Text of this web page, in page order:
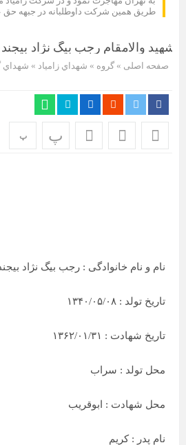
دانش‌آموزان از خطوط تولید مگاموتور
برگزار شد
مراسم گرامیداشت سالروز آزادسازی
طريق همين شركت داوطلبانه در جبهه حق
صفحه اصلی » گروه » شهداي زامياد » شهداي
پ پ
نام و نام خانوادگی : رجب بیگ نژاد
تاریخ تولد : ۱۳۴۰/۰۵/۰۸
تاریخ شهادت : ۱۳۶۲/۰۱/۳۱
محل تولد : سراب
محل شهادت : ابوقریب
نام پدر : کریم